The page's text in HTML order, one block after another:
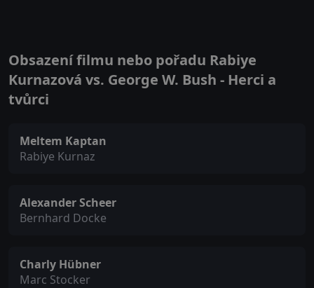
Obsazení filmu nebo pořadu Rabiye
Kurnazová vs. George W. Bush - Herci a
tvůrci
Meltem Kaptan
Rabiye Kurnaz
Alexander Scheer
Bernhard Docke
Charly Hübner
Marc Stocker